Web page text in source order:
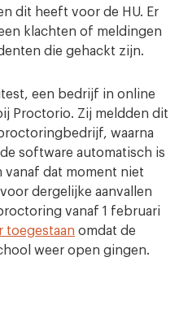
dit heeft voor de HU. Er
klachten of meldingen
die gehackt zijn.
een bedrijf in online
Proctorio. Zij meldden dit
waarna
software automatisch is
vanaf dat moment niet
dergelijke aanvallen
vanaf 1 februari
toegestaan omdat de
weer open gingen.